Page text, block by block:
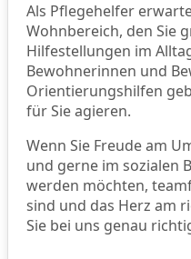
Als Pflegehelfer
Wohnbereich, den Sie
Hilfestellungen im
Bewohnerinnen und
Orientierungshilfen
für Sie agieren.
Wenn Sie Freude am
und gerne im sozialen
werden möchten,
sind und das Herz am
Sie bei uns genau